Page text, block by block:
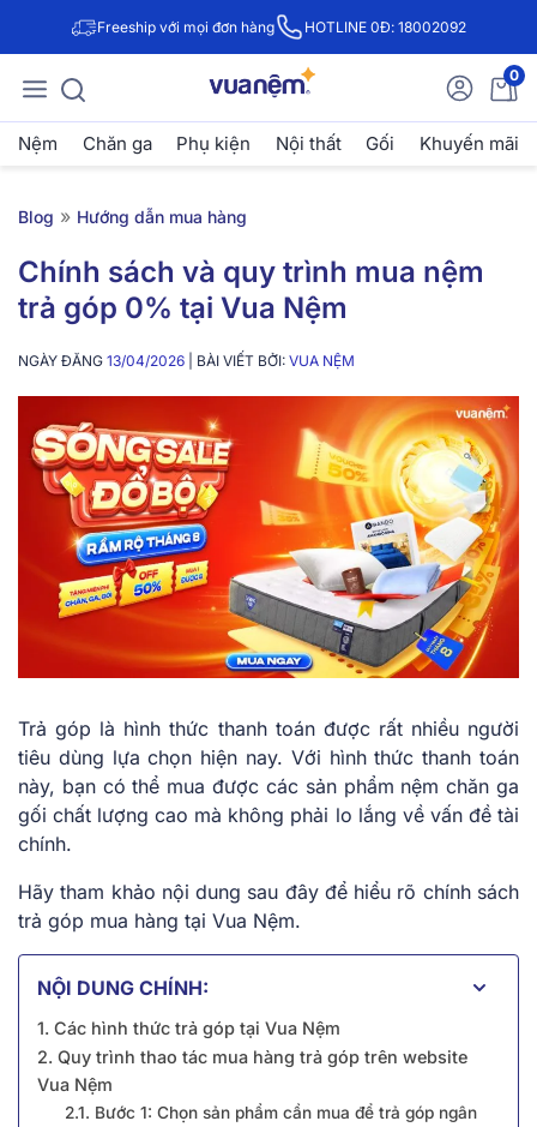
Freeship với mọi đơn hàng HOTLINE 0Đ: 18002092
0
Nệm Chăn ga Phụ kiện Nội thất Gối Khuyến mãi
Blog » Hướng dẫn mua hàng
Chính sách và quy trình mua nệm
trả góp 0% tại Vua Nệm
NGÀY ĐĂNG 13/04/2026 | BÀI VIẾT BỞI: VUA NỆM
Trả góp là hình thức thanh toán được rất nhiều người
tiêu dùng lựa chọn hiện nay. Với hình thức thanh toán
này, bạn có thể mua được các sản phẩm nệm chăn ga
gối chất lượng cao mà không phải lo lắng về vấn đề tài
chính.
Hãy tham khảo nội dung sau đây để hiểu rõ chính sách
trả góp mua hàng tại Vua Nệm.
NỘI DUNG CHÍNH:
1. Các hình thức trả góp tại Vua Nệm
2. Quy trình thao tác mua hàng trả góp trên website
Vua Nệm
2.1. Bước 1: Chọn sản phẩm cần mua để trả góp ngân